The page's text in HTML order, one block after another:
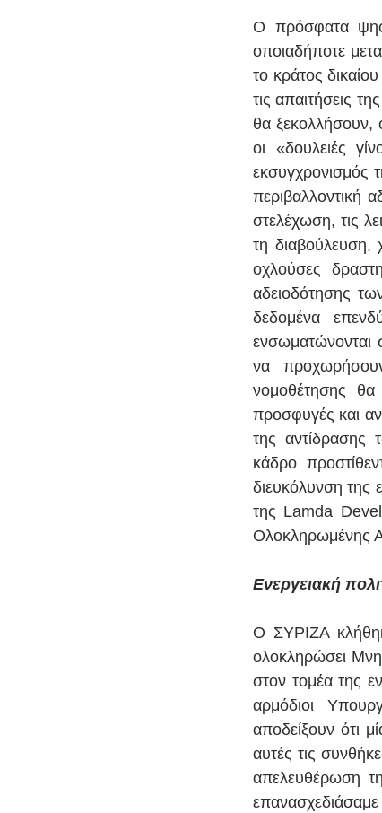
Ο πρόσφατα
οποιαδήποτε
το κράτος
τις απαιτήσεις
θα ξεκολλήσουν,
οι «δουλειές
εκσυγχρονισμός
περιβαλλοντική
στελέχωση, τις
τη διαβούλευση,
οχλούσες
αδειοδότησης
δεδομένα
ενσωματώνονται
να
νομοθέτησης θα
προσφυγές και
της αντίδρασης
κάδρο
διευκόλυνση της
της Lamda
Ολοκληρωμένης
Ενεργειακή
Ο ΣΥΡΙΖΑ
ολοκληρώσει
στον τομέα της
αρμόδιοι
αποδείξουν ότι
αυτές τις
απελευθέρωση